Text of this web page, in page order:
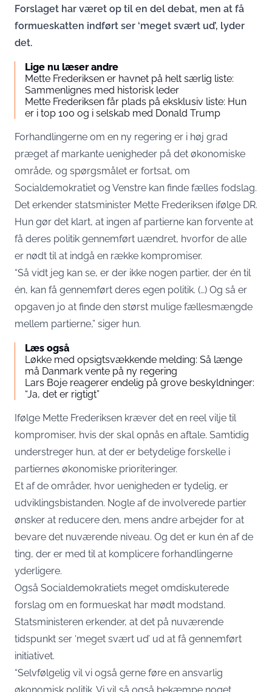
Forslaget har været op til en del debat, men at få
formueskatten indført ser ‘meget svært ud’, lyder
det.
Lige nu læser andre
Mette Frederiksen er havnet på helt særlig liste:
Sammenlignes med historisk leder
Mette Frederiksen får plads på eksklusiv liste: Hun
er i top 100 og i selskab med Donald Trump
Forhandlingerne om en ny regering er i høj grad
præget af markante uenigheder på det økonomiske
område, og spørgsmålet er fortsat, om
Socialdemokratiet og Venstre kan finde fælles fodslag.
Det erkender statsminister Mette Frederiksen ifølge DR.
Hun gør det klart, at ingen af partierne kan forvente at
få deres politik gennemført uændret, hvorfor de alle
er nødt til at indgå en række kompromiser.
“Så vidt jeg kan se, er der ikke nogen partier, der én til
én, kan få gennemført deres egen politik. (…) Og så er
opgaven jo at finde den størst mulige fællesmængde
mellem partierne,” siger hun.
Læs også
Løkke med opsigtsvækkende melding: Så længe
må Danmark vente på ny regering
Lars Boje reagerer endelig på grove beskyldninger:
“Ja, det er rigtigt”
Ifølge Mette Frederiksen kræver det en reel vilje til
kompromiser, hvis der skal opnås en aftale. Samtidig
understreger hun, at der er betydelige forskelle i
partiernes økonomiske prioriteringer.
Et af de områder, hvor uenigheden er tydelig, er
udviklingsbistanden. Nogle af de involverede partier
ønsker at reducere den, mens andre arbejder for at
bevare det nuværende niveau. Og det er kun én af de
ting, der er med til at komplicere forhandlingerne
yderligere.
Også Socialdemokratiets meget omdiskuterede
forslag om en formueskat har mødt modstand.
Statsministeren erkender, at det på nuværende
tidspunkt ser ‘meget svært ud’ ud at få gennemført
initiativet.
“Selvfølgelig vil vi også gerne føre en ansvarlig